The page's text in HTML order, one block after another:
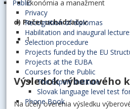
Public
Privacy
Recognition of diplomas
Habilitation and inaugural
Selection procedure
Projects funded by the EU
Projects at the EUBA
Courses for the Public
The Expert Institute
Slovak language level test
Phone Book
Ekonómia a manažment
d) Počet uchádzačov:
1
Výsledok výberového
Na účely overenia výsledku